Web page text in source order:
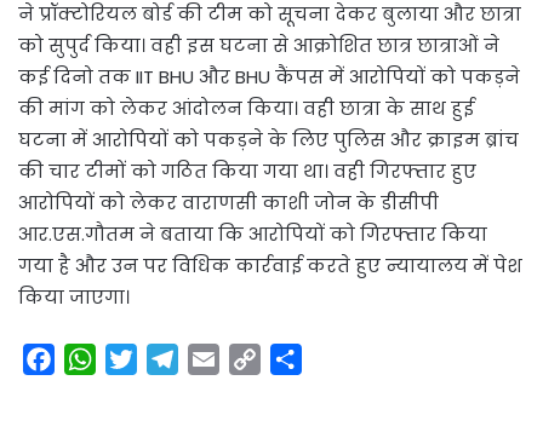
ने प्रॉक्टोरियल बोर्ड की टीम को सूचना देकर बुलाया और छात्रा
को सुपुर्द किया। वही इस घटना से आक्रोशित छात्र छात्राओं ने
कई दिनो तक IIT BHU और BHU कैंपस में आरोपियों को पकड़ने
की मांग को लेकर आंदोलन किया। वही छात्रा के साथ हुई
घटना में आरोपियों को पकड़ने के लिए पुलिस और क्राइम ब्रांच
की चार टीमों को गठित किया गया था। वही गिरफ्तार हुए
आरोपियों को लेकर वाराणसी काशी जोन के डीसीपी
आर.एस.गौतम ने बताया कि आरोपियों को गिरफ्तार किया
गया है और उन पर विधिक कार्रवाई करते हुए न्यायालय में पेश
किया जाएगा।
W